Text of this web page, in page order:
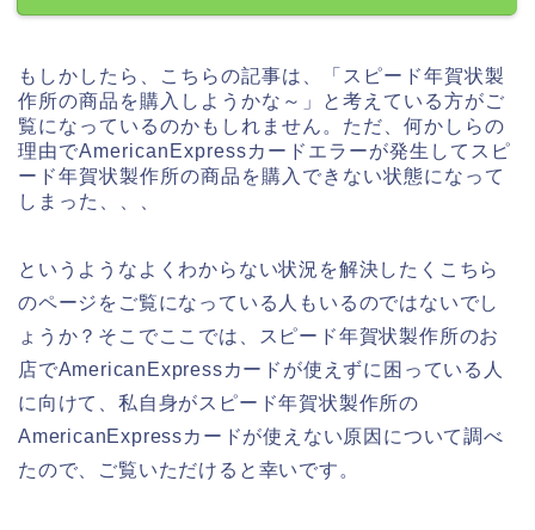
もしかしたら、こちらの記事は、「スピード年賀状製
作所の商品を購入しようかな～」と考えている方がご
覧になっているのかもしれません。ただ、何かしらの
理由でAmericanExpressカードエラーが発生してスピ
ード年賀状製作所の商品を購入できない状態になって
しまった、、、
というようなよくわからない状況を解決したくこちら
のページをご覧になっている人もいるのではないでし
ょうか？そこでここでは、スピード年賀状製作所のお
店でAmericanExpressカードが使えずに困っている人
に向けて、私自身がスピード年賀状製作所の
AmericanExpressカードが使えない原因について調べ
たので、ご覧いただけると幸いです。